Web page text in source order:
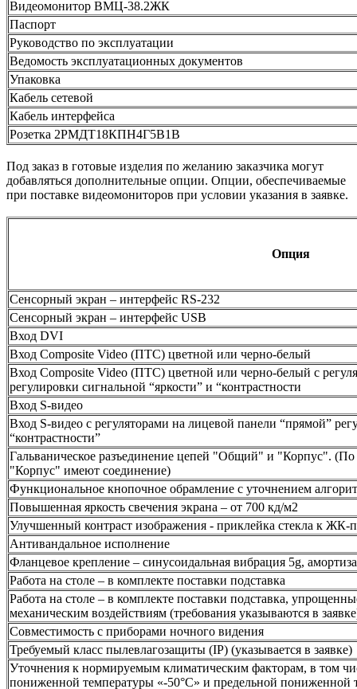
Видеомонитор ВМЦ-38.2ЖК
Паспорт
Руководство по эксплуатации
Ведомость эксплуатационных документов
Упаковка
Кабель сетевой
Кабель интерфейса
Розетка 2РМДТ18КПН4Г5В1В
Под заказ в готовые изделия по желанию заказчика могут
добавляться дополнительные опции. Опции, обеспечиваемые
при поставке видеомониторов при условии указания в заявке.
Опция
Сенсорный экран – интерфейс RS-232
Сенсорный экран – интерфейс USB
Вход DVI
Вход Composite Video (ПТС) цветной или черно-белый
Вход Composite Video (ПТС) цветной или черно-белый с
регулировки сигнальной “яркости” и “контрастности
Вход S-видео
Вход S-видео с регуляторами на лицевой панели “прямой”
“контрастности”
Гальваническое разъединение цепей "Общий" и "Корпус".
"Корпус" имеют соединение)
Функциональное кнопочное обрамление с уточнением
Повышенная яркость свечения экрана – от 700 кд/м2
Улучшенный контраст изображения - приклейка стекла к ЖК-
Антивандальное исполнение
Фланцевое крепление – синусоидальная вибрация 5g,
Работа на столе – в комплекте поставки подставка
Работа на столе – в комплекте поставки подставка,
механическим воздействиям (требования указываются в
Совместимость с приборами ночного видения
Требуемый класс пылевлагозащиты (IP) (указывается в заявке)
Уточнения к нормируемым климатическим факторам, в том
пониженной температуры «-50°С» и предельной пониженной